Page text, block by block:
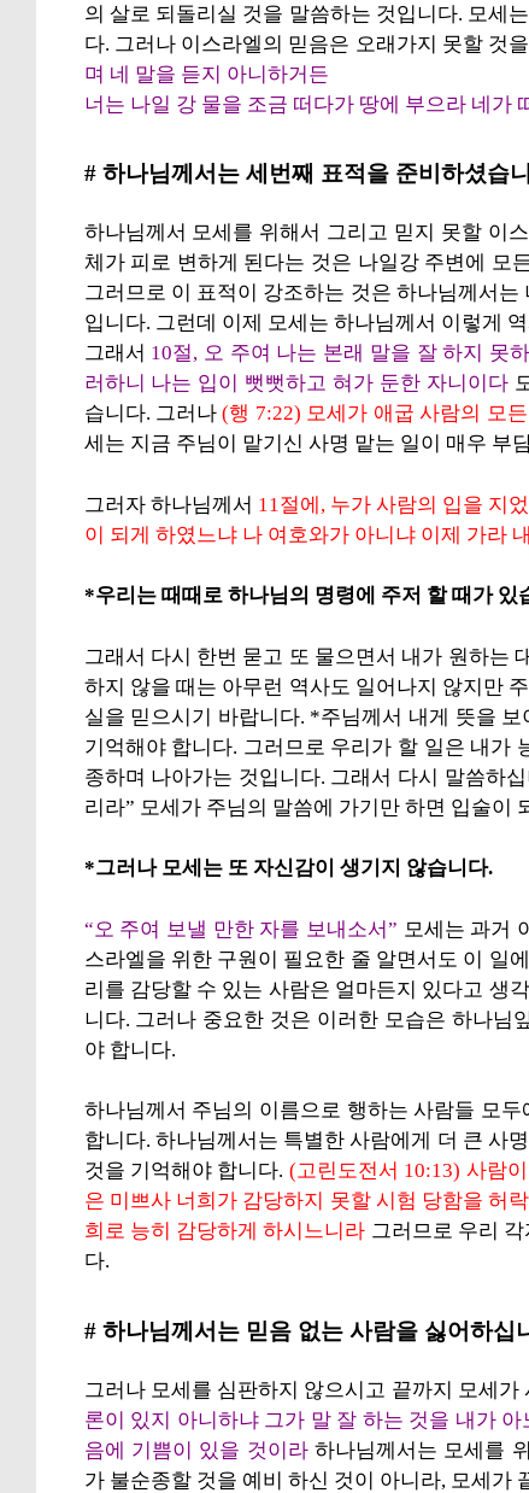
의 살로 되돌리실 것을 말씀하는 것입니다. 모세
다. 그러나 이스라엘의 믿음은 오래가지 못할 것
며 네 말을 듣지 아니하거든
너는 나일 강 물을 조금 떠다가 땅에 부으라 네가
# 하나님께서는 세번째 표적을 준비하셨습
하나님께서 모세를 위해서 그리고 믿지 못할 이
체가 피로 변하게 된다는 것은 나일강 주변에 모
그러므로 이 표적이 강조하는 것은 하나님께서
입니다. 그런데 이제 모세는 하나님께서 이렇게
그래서 10절, 오 주여 나는 본래 말을 잘 하지 못
러하니 나는 입이 뻣뻣하고 혀가 둔한 자니이다
습니다. 그러나(행 7:22) 모세가 애굽 사람의 모
세는 지금 주님이 맡기신 사명 맡는 일이 매우 부
그러자 하나님께서 11절에, 누가 사람의 입을 지
이 되게 하였느냐 나 여호와가 아니냐 이제 가라
*우리는 때때로 하나님의 명령에 주저 할 때가 있
그래서 다시 한번 묻고 또 물으면서 내가 원하는
하지 않을 때는 아무런 역사도 일어나지 않지만
실을 믿으시기 바랍니다. *주님께서 내게 뜻을
기억해야 합니다. 그러므로 우리가 할 일은 내가
종하며 나아가는 것입니다. 그래서 다시 말씀하
리라” 모세가 주님의 말씀에 가기만 하면 입술이
*그러나 모세는 또 자신감이 생기지 않습니다.
“오 주여 보낼 만한 자를 보내소서” 모세는 과거
스라엘을 위한 구원이 필요한 줄 알면서도 이 일
리를 감당할 수 있는 사람은 얼마든지 있다고 생
니다. 그러나 중요한 것은 이러한 모습은 하나님
야 합니다.
하나님께서 주님의 이름으로 행하는 사람들 모
합니다. 하나님께서는 특별한 사람에게 더 큰 사
것을 기억해야 합니다. (고린도전서 10:13) 사람
은 미쁘사 너희가 감당하지 못할 시험 당함을 허
희로 능히 감당하게 하시느니라 그러므로 우리
다.
# 하나님께서는 믿음 없는 사람을 싫어하십
그러나 모세를 심판하지 않으시고 끝까지 모세
론이 있지 아니하냐 그가 말 잘 하는 것을 내가
음에 기쁨이 있을 것이라 하나님께서는 모세를
가 불순종할 것을 예비 하신 것이 아니라, 모세가